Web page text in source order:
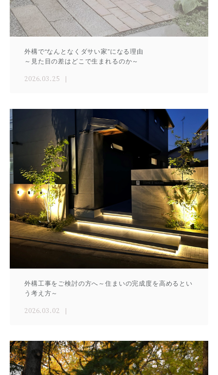
外構で“なんとなくダサい家”になる理由
～見た目の差はどこで生まれるのか～
2026.03.25
外構工事をご検討の方へ～住まいの完成度を高めるとい
う考え方～
2026.03.02